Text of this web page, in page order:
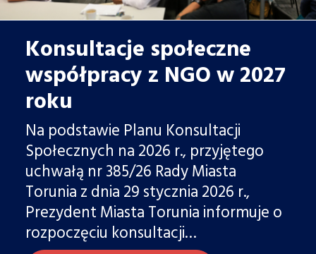
Konsultacje społeczne
współpracy z NGO w 2027
roku
Na podstawie Planu Konsultacji
Społecznych na 2026 r., przyjętego
uchwałą nr 385/26 Rady Miasta
Torunia z dnia 29 stycznia 2026 r.,
Prezydent Miasta Torunia informuje o
rozpoczęciu konsultacji…